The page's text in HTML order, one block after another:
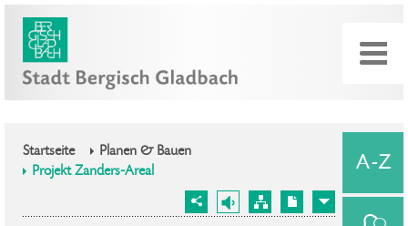
Startseite
Planen & Bauen
Projekt Zanders-Areal